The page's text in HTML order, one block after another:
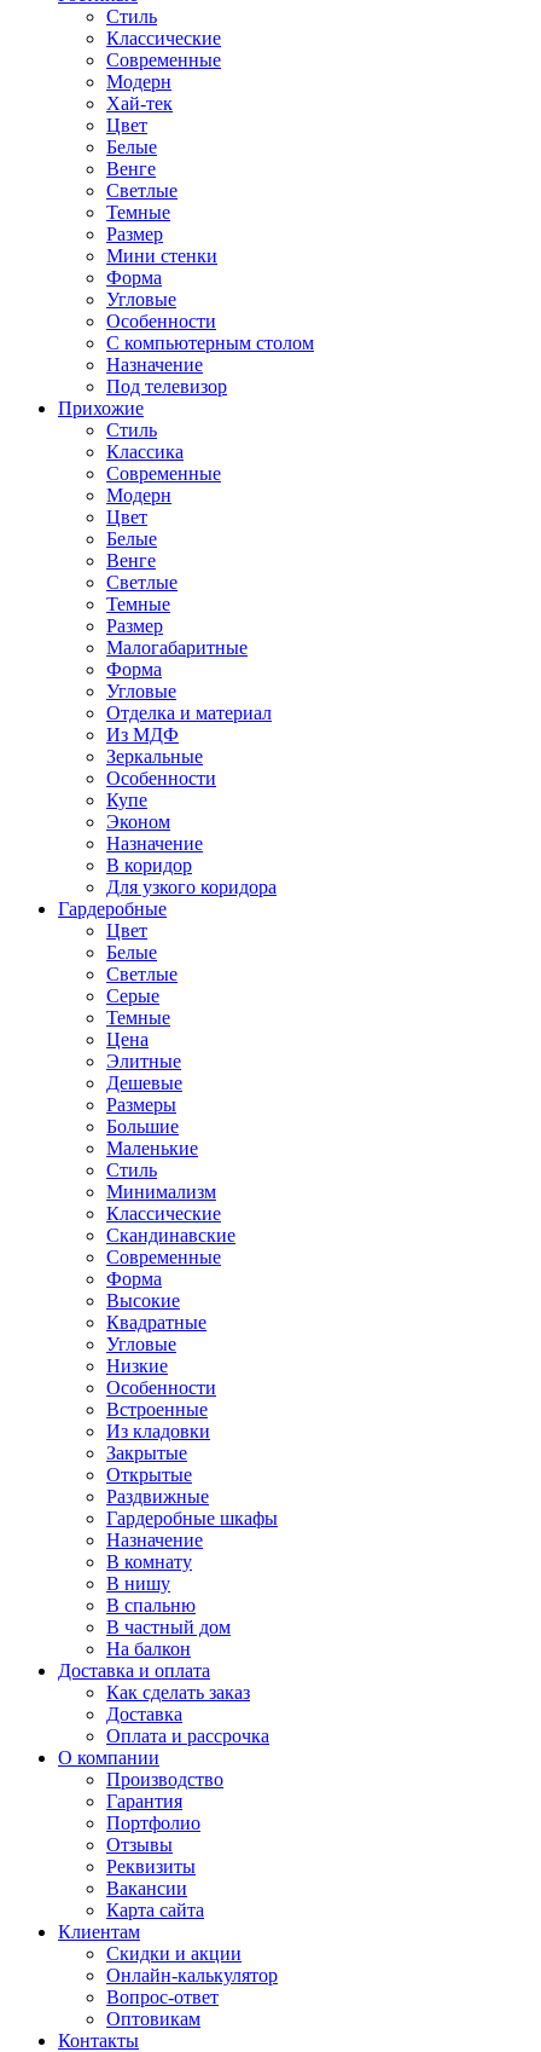
Стиль
Классические
Современные
Модерн
Хай-тек
Цвет
Белые
Венге
Светлые
Темные
Размер
Мини стенки
Форма
Угловые
Особенности
С компьютерным столом
Назначение
Под телевизор
Прихожие
Стиль
Классика
Современные
Модерн
Цвет
Белые
Венге
Светлые
Темные
Размер
Малогабаритные
Форма
Угловые
Отделка и материал
Из МДФ
Зеркальные
Особенности
Купе
Эконом
Назначение
В коридор
Для узкого коридора
Гардеробные
Цвет
Белые
Светлые
Серые
Темные
Цена
Элитные
Дешевые
Размеры
Большие
Маленькие
Стиль
Минимализм
Классические
Скандинавские
Современные
Форма
Высокие
Квадратные
Угловые
Низкие
Особенности
Встроенные
Из кладовки
Закрытые
Открытые
Раздвижные
Гардеробные шкафы
Назначение
В комнату
В нишу
В спальню
В частный дом
На балкон
Доставка и оплата
Как сделать заказ
Доставка
Оплата и рассрочка
О компании
Производство
Гарантия
Портфолио
Отзывы
Реквизиты
Вакансии
Карта сайта
Клиентам
Скидки и акции
Онлайн-калькулятор
Вопрос-ответ
Оптовикам
Контакты